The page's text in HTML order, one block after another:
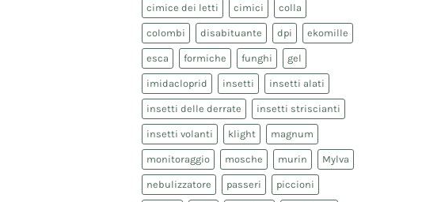
cimice dei letti cimici colla
colombi disabituante dpi ekomille
esca formiche funghi gel
imidacloprid insetti insetti alati
insetti delle derrate insetti striscianti
insetti volanti klight magnum
monitoraggio mosche murin Mylva
nebulizzatore passeri piccioni